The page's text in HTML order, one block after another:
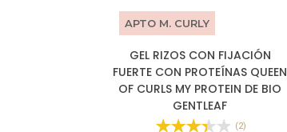
APTO M. CURLY
GEL RIZOS CON FIJACIÓN
FUERTE CON PROTEÍNAS QUEEN
OF CURLS MY PROTEIN DE BIO
GENTLEAF
(2)